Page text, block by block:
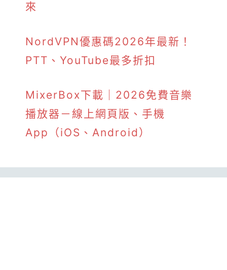
來
NordVPN優惠碼2026年最新！
PTT、YouTube最多折扣
MixerBox下載｜2026免費音樂
播放器－線上網頁版、手機
App（iOS、Android）